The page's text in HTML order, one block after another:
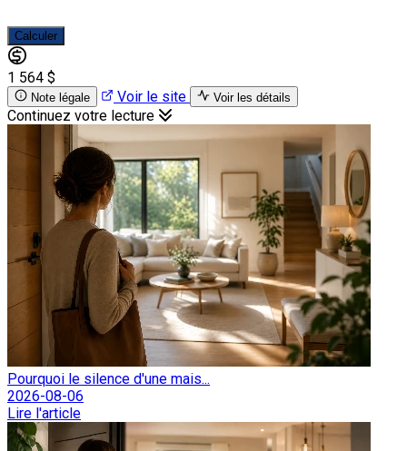
Calculer
1 564 $
Note légale Voir le site Voir les détails
Continuez votre lecture
Pourquoi le silence d'une mais...
2026-08-06
Lire l'article